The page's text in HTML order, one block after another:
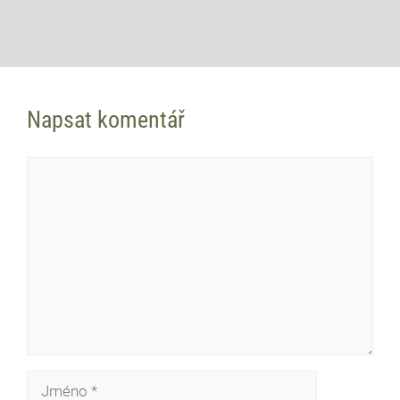
Napsat komentář